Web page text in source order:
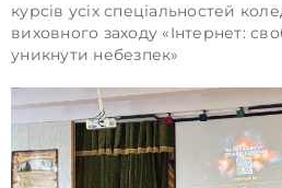
курсів усіх спеціальностей
виховного заходу «Інтернет:
уникнути небезпек»